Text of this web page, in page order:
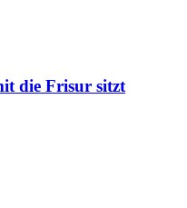
die Frisur sitzt